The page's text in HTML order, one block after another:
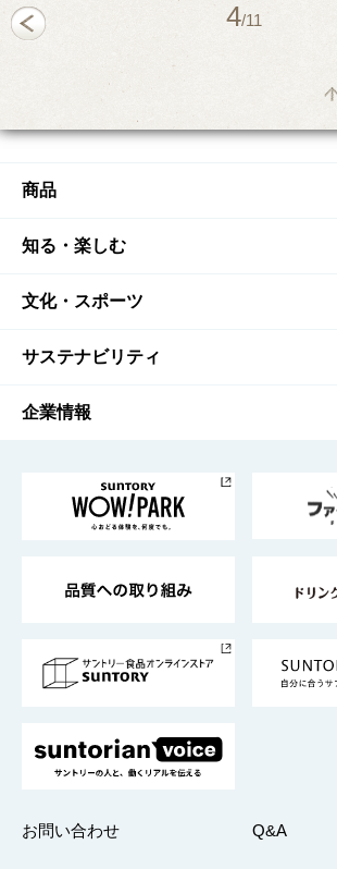
4/11
商品
商品TOP
商品一覧
商品発売情報
栄養成分一覧
知る・楽しむ
知る・楽しむTOP
キャンペーン
工場見学
地域情報
文化・スポーツ
文化・スポーツTOP
サントリーホール
サントリーサンバーズ大阪
サステナビリティ
サステナビリティTOP
サントリーが考えるサステナビリテ
企業情報
企業概要
採用情報
お問い合わせ Q&A